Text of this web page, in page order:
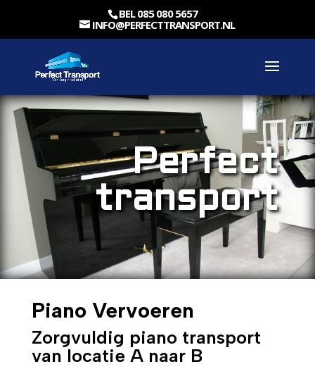
BEL 085 080 5657
INFO@PERFECTTRANSPORT.NL
Perfect
transport
Piano Vervoeren
Zorgvuldig piano transport
van locatie A naar B